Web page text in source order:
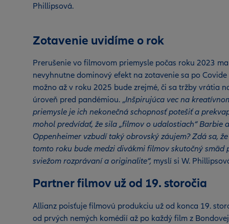
Phillipsová.
Zotavenie uvidíme o rok
Prerušenie vo filmovom priemysle počas roku 2023
nevyhnutne dominový efekt na zotavenie sa po Covide
možno až v roku 2025 bude zrejmé, či sa tržby vrátia
úroveň pred pandémiou. „Inšpirujúca vec na
priemysle je ich nekonečná schopnosť potešiť a
mohol predvídať, že sila „filmov o udalostiach“ Barbie a
Oppenheimer vzbudí taký obrovský záujem? Zdá sa,
tomto roku bude medzi divákmi filmov skutočný smäd
sviežom rozprávaní a originalite“, myslí si W.
Partner filmov už od 19. storočia
Allianz poisťuje filmovú produkciu už od konca 19.
od prvých nemých komédií až po každý film z Bondovej